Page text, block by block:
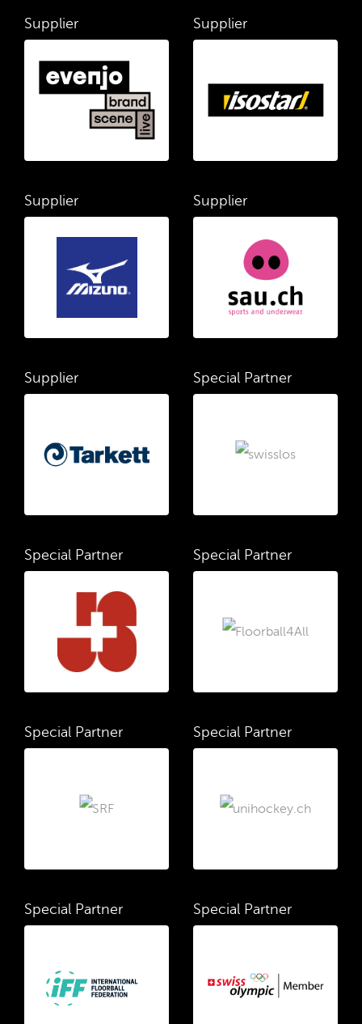
Supplier Supplier
Supplier Supplier
Supplier Special Partner
Special Partner Special Partner
Special Partner Special Partner
Special Partner Special Partner